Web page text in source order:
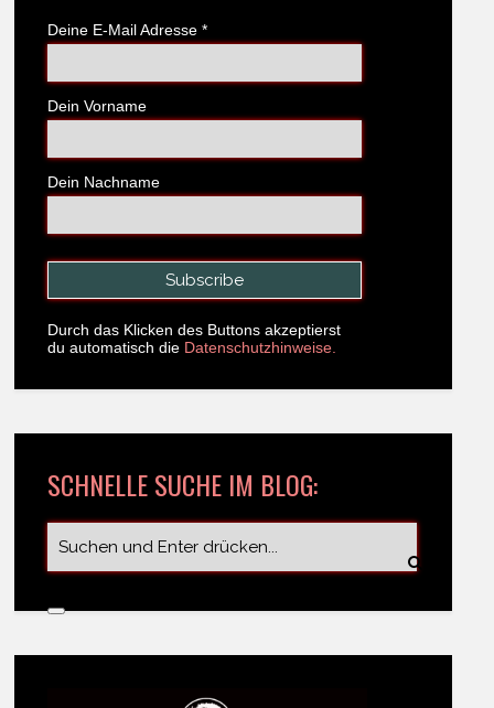
Deine E-Mail Adresse *
Dein Vorname
Dein Nachname
Durch das Klicken des Buttons akzeptierst
du automatisch die Datenschutzhinweise.
SCHNELLE SUCHE IM BLOG: